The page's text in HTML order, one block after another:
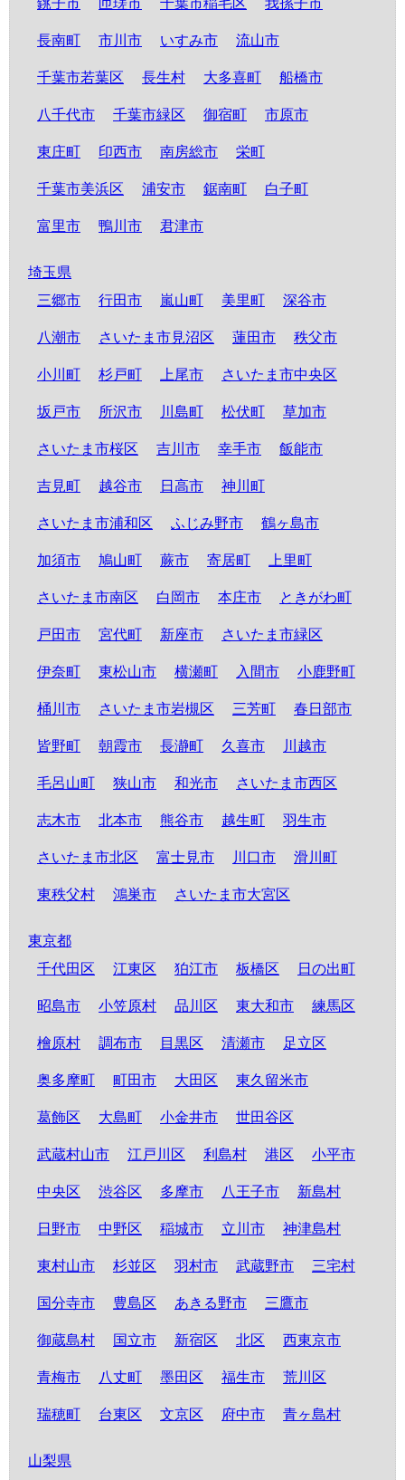
銚子市 匝瑳市 千葉市稲毛区 我孫子市
長南町 市川市 いすみ市 流山市
千葉市若葉区 長生村 大多喜町 船橋市
八千代市 千葉市緑区 御宿町 市原市
東庄町 印西市 南房総市 栄町
千葉市美浜区 浦安市 鋸南町 白子町
富里市 鴨川市 君津市
埼玉県
三郷市
行田市 嵐山町 美里町 深谷市
八潮市 さいたま市見沼区 蓮田市 秩父市
小川町 杉戸町 上尾市 さいたま市中央区
坂戸市 所沢市 川島町 松伏町 草加市
さいたま市桜区 吉川市 幸手市 飯能市
吉見町 越谷市 日高市 神川町
さいたま市浦和区 ふじみ野市 鶴ヶ島市
加須市 鳩山町 蕨市 寄居町 上里町
さいたま市南区 白岡市 本庄市 ときがわ町
戸田市 宮代町 新座市 さいたま市緑区
伊奈町 東松山市 横瀬町 入間市 小鹿野町
桶川市 さいたま市岩槻区 三芳町 春日部市
皆野町 朝霞市 長瀞町 久喜市 川越市
毛呂山町 狭山市 和光市 さいたま市西区
志木市 北本市 熊谷市 越生町 羽生市
さいたま市北区 富士見市 川口市 滑川町
東秩父村 鴻巣市 さいたま市大宮区
東京都
千代田区
江東区 狛江市 板橋区 日の出町
昭島市 小笠原村 品川区 東大和市 練馬区
檜原村 調布市 目黒区 清瀬市 足立区
奥多摩町 町田市 大田区 東久留米市
葛飾区 大島町 小金井市 世田谷区
武蔵村山市 江戸川区 利島村 港区 小平市
中央区 渋谷区 多摩市 八王子市 新島村
日野市 中野区 稲城市 立川市 神津島村
東村山市 杉並区 羽村市 武蔵野市 三宅村
国分寺市 豊島区 あきる野市 三鷹市
御蔵島村 国立市 新宿区 北区 西東京市
青梅市 八丈町 墨田区 福生市 荒川区
瑞穂町 台東区 文京区 府中市 青ヶ島村
山梨県